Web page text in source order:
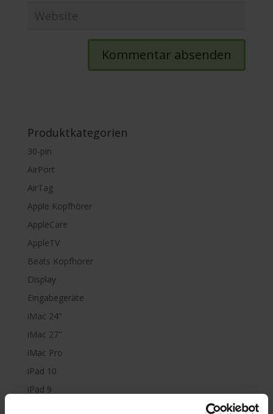
Produktkategorien
30-pin
AirPort
AirTag
Apple Kopfhörer
AppleCare
AppleTV
Beats Kopfhörer
Display
Eingabegeräte
iMac 24"
iMac 27"
iMac Pro
iPad 10
iPad 9